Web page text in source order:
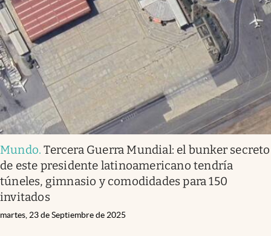
Mundo.Tercera Guerra Mundial: el bunker secreto
de este presidente latinoamericano tendría
túneles, gimnasio y comodidades para 150
invitados
martes, 23 de Septiembre de 2025